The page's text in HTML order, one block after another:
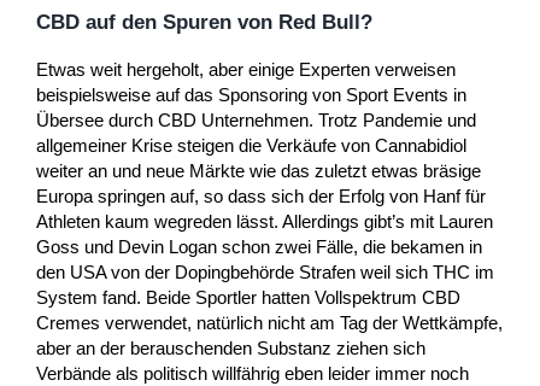
CBD auf den Spuren von Red Bull?
Etwas weit hergeholt, aber einige Experten verweisen
beispielsweise auf das Sponsoring von Sport Events in
Übersee durch CBD Unternehmen. Trotz Pandemie und
allgemeiner Krise steigen die Verkäufe von Cannabidiol
weiter an und neue Märkte wie das zuletzt etwas bräsige
Europa springen auf, so dass sich der Erfolg von Hanf für
Athleten kaum wegreden lässt. Allerdings gibt’s mit Lauren
Goss und Devin Logan schon zwei Fälle, die bekamen in
den USA von der Dopingbehörde Strafen weil sich THC im
System fand. Beide Sportler hatten Vollspektrum CBD
Cremes verwendet, natürlich nicht am Tag der Wettkämpfe,
aber an der berauschenden Substanz ziehen sich
Verbände als politisch willfährig eben leider immer noch